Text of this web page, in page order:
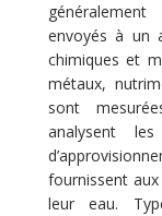
envoyés à un
chimiques et
métaux,
sont
analysent
fournissent
leur eau.